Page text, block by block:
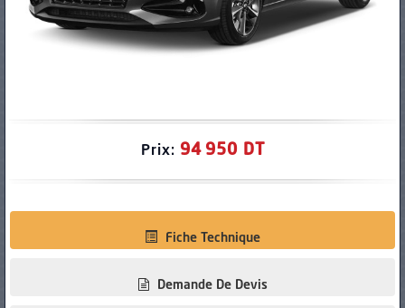
Prix: 94 950 DT
Fiche Technique
Demande De Devis